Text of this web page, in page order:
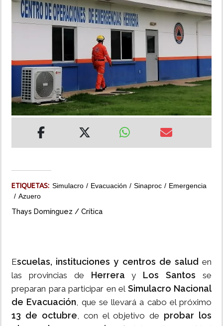
DEPORTES
INSÓLITAS
MULTIMEDIA
IMPRESO
ETIQUETAS: Simulacro Evacuación Sinaproc
Emergencia
Azuero
Thays Domínguez / Crítica
Escuelas, instituciones y centros de salud en
las provincias de Herrera y Los Santos se
preparan para participar en el Simulacro Nacional
de Evacuación, que se llevará a cabo el próximo
13 de octubre, con el objetivo de probar los